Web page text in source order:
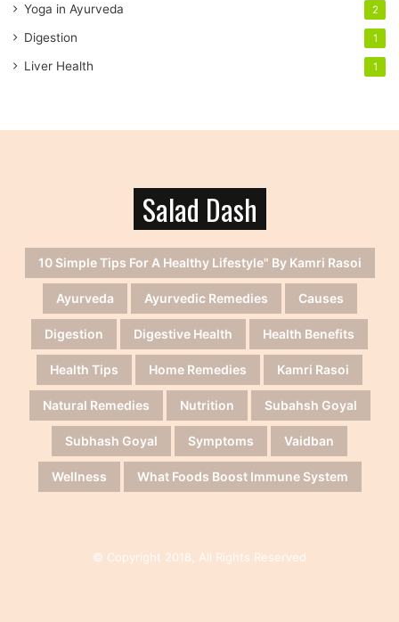
Yoga in Ayurveda 2
Digestion 1
Liver Health 1
Salad Dash
10 Simple Tips For A Healthy Lifestyle" By Kamri Rasoi
Ayurveda Ayurvedic Remedies Causes
Digestion Digestive Health Health Benefits
Health Tips Home Remedies Kamri Rasoi
Natural Remedies Nutrition Subahsh Goyal
Subhash Goyal Symptoms Vaidban
Wellness What Foods Boost Immune System
© Copyright 2018, All Rights Reserved